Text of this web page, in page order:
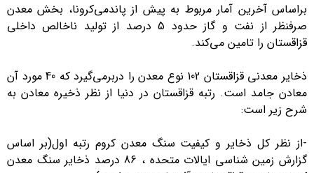
براساس آخرین آمار مربوط به پیش از پاندمی‌کرونا، بخش معدن
صرفنظر از نفت و گاز حدود 5 درصد از تولید ناخالص داخلی
قزاقستان را تامین می‌کند.
ذخایر معدنی قزاقستان 102 نوع معدن را دربرمی‌گیرد که 40 مورد آن
معادن جامد است. رتبه قزاقستان در دنیا از نظر ذخیره معادن به
شرح زیر است:
-از نظر کل ذخایر و کیفیت سنگ معدن کروم رتبه اول(بر اساس
گزارش زمین شناسی ایالات متحده ، 86 درصد ذخایر سنگ معدن